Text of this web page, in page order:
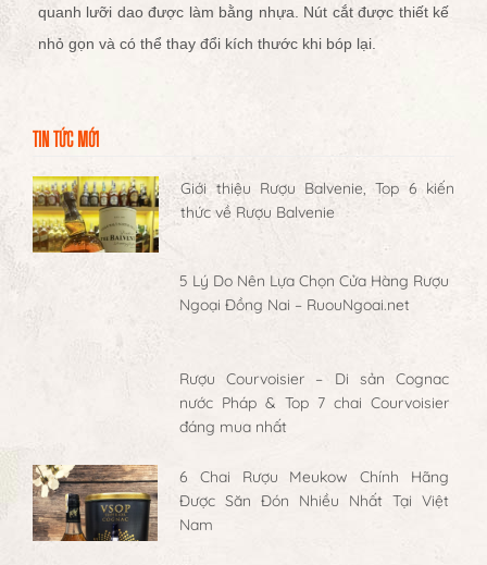
quanh lưỡi dao được làm bằng nhựa. Nút cắt được thiết kế
nhỏ gọn và có thể thay đổi kích thước khi bóp lại.
TIN TỨC MỚI
Giới thiệu Rượu Balvenie, Top 6 kiến
thức về Rượu Balvenie
5 Lý Do Nên Lựa Chọn Cửa Hàng Rượu
Ngoại Đồng Nai – RuouNgoai.net
Rượu Courvoisier – Di sản Cognac
nước Pháp & Top 7 chai Courvoisier
đáng mua nhất
6 Chai Rượu Meukow Chính Hãng
Được Săn Đón Nhiều Nhất Tại Việt
Nam